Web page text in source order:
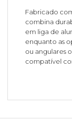
Fabricado
combina
em liga de
enquanto as
ou angulares
compatível